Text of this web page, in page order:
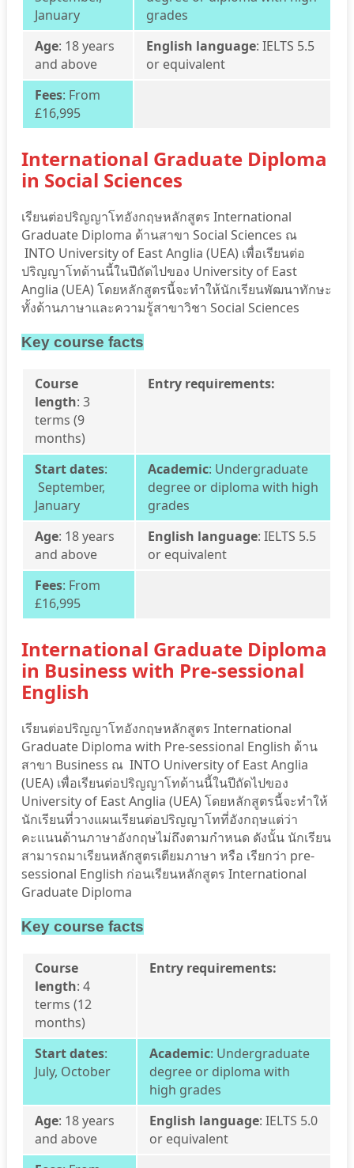
January
grades
Age: 18 years
and above
English language: IELTS 5.5
or equivalent
Fees: From
£16,995
International Graduate Diploma
in Social Sciences
เรียนต่อปริญญาโทอังกฤษหลักสูตร International
Graduate Diploma ด้านสาขา Social Sciences ณ
INTO University of East Anglia (UEA) เพื่อเรียนต่อ
ปริญญาโทด้านนี้ในปีถัดไปของ University of East
Anglia (UEA) โดยหลักสูตรนี้จะทำให้นักเรียนพัฒนาทักษะ
ทั้งด้านภาษาและความรู้สาขาวิชา Social Sciences
Key course facts
Course
length: 3
terms (9
months)
Entry requirements:
Start dates:
September,
January
Academic: Undergraduate
degree or diploma with high
grades
Age: 18 years
and above
English language: IELTS 5.5
or equivalent
Fees: From
£16,995
International Graduate Diploma
in Business with Pre-sessional
English
เรียนต่อปริญญาโทอังกฤษหลักสูตร International
Graduate Diploma with Pre-sessional English ด้าน
สาขา Business ณ INTO University of East Anglia
(UEA) เพื่อเรียนต่อปริญญาโทด้านนี้ในปีถัดไปของ
University of East Anglia (UEA) โดยหลักสูตรนี้จะทำให้
นักเรียนที่วางแผนเรียนต่อปริญญาโทที่อังกฤษแต่ว่า
คะแนนด้านภาษาอังกฤษไม่ถึงตามกำหนด ดังนั้น นักเรียน
สามารถมาเรียนหลักสูตรเตียมภาษา หรือ เรียกว่า pre-
sessional English ก่อนเรียนหลักสูตร International
Graduate Diploma
Key course facts
Course
length: 4
terms (12
months)
Entry requirements:
Start dates:
July, October
Academic: Undergraduate
degree or diploma with
high grades
Age: 18 years
and above
English language: IELTS 5.0
or equivalent